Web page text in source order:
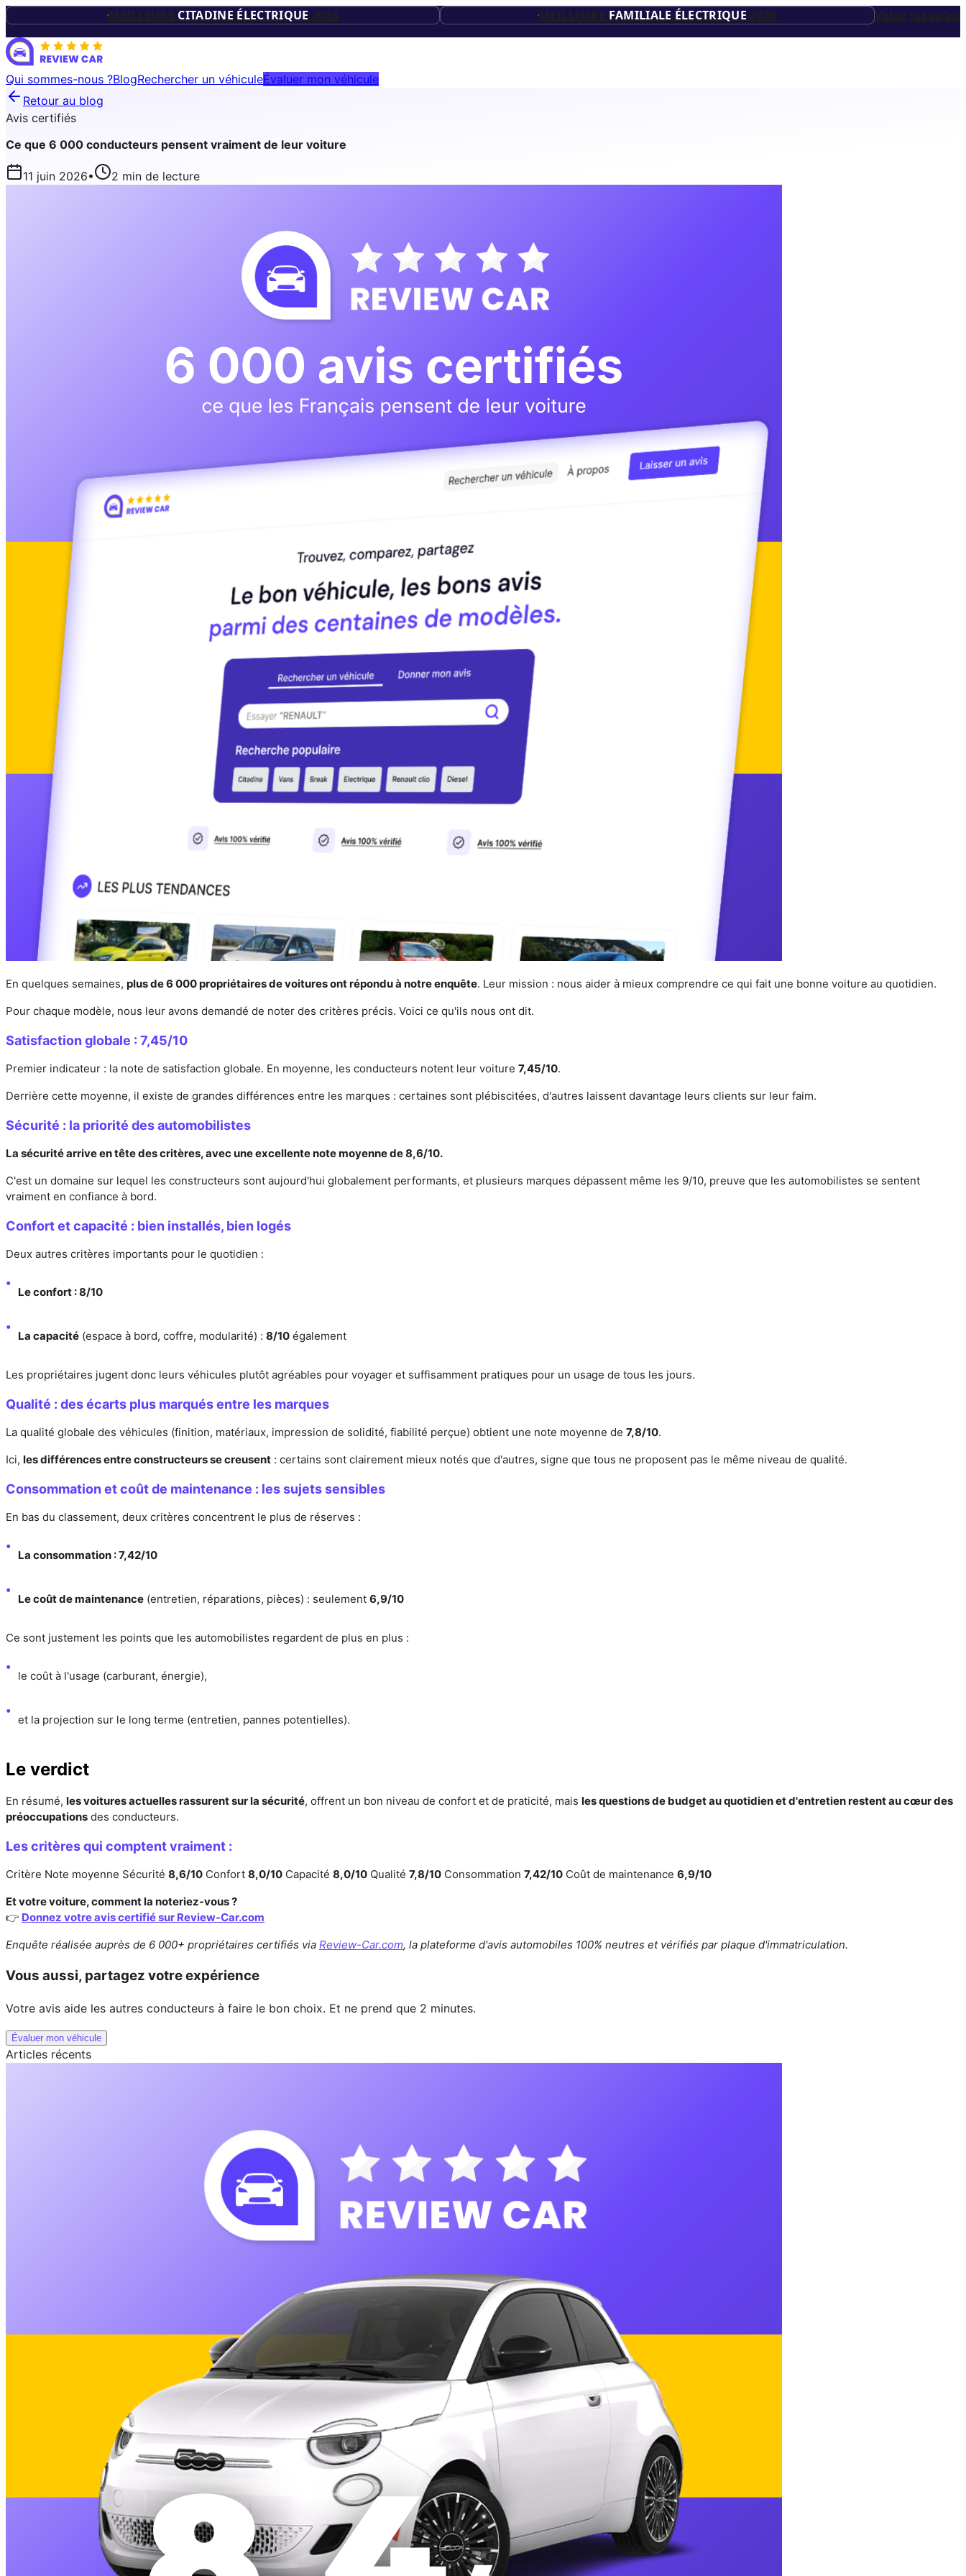
TROPHÉES DES
VÉHICULES
ÉLECTRIQUES
20
MEILLEURE CITADINE ÉLECTRIQUE 2026 MEILLEURE FAMILIALE ÉLECTRIQUE 2026 Votez jusqu'au
Qui sommes-nous ?BlogRechercher un véhiculeÉvaluer mon véhicule
Retour au blog
Avis certifiés
Ce que 6 000 conducteurs pensent vraiment de leur voiture
11 juin 2026• 2 min de lecture
En quelques semaines, plus de 6 000 propriétaires de voitures ont répondu à notre enquête. Leur mission : nous aider à mieux comprendre ce qui fait une bonne voiture au quotidien.
Pour chaque modèle, nous leur avons demandé de noter des critères précis. Voici ce qu'ils nous ont dit.
Satisfaction globale : 7,45/10
Premier indicateur : la note de satisfaction globale. En moyenne, les conducteurs notent leur voiture 7,45/10.
Derrière cette moyenne, il existe de grandes différences entre les marques : certaines sont plébiscitées, d'autres laissent davantage leurs clients sur leur faim.
Sécurité : la priorité des automobilistes
La sécurité arrive en tête des critères, avec une excellente note moyenne de 8,6/10.
C'est un domaine sur lequel les constructeurs sont aujourd'hui globalement performants, et plusieurs marques dépassent même les 9/10, preuve que les automobilistes se sentent
vraiment en confiance à bord.
Confort et capacité : bien installés, bien logés
Deux autres critères importants pour le quotidien :
Le confort : 8/10
La capacité (espace à bord, coffre, modularité) : 8/10 également
Les propriétaires jugent donc leurs véhicules plutôt agréables pour voyager et suffisamment pratiques pour un usage de tous les jours.
Qualité : des écarts plus marqués entre les marques
La qualité globale des véhicules (finition, matériaux, impression de solidité, fiabilité perçue) obtient une note moyenne de 7,8/10.
Ici, les différences entre constructeurs se creusent : certains sont clairement mieux notés que d'autres, signe que tous ne proposent pas le même niveau de qualité.
Consommation et coût de maintenance : les sujets sensibles
En bas du classement, deux critères concentrent le plus de réserves :
La consommation : 7,42/10
Le coût de maintenance (entretien, réparations, pièces) : seulement 6,9/10
Ce sont justement les points que les automobilistes regardent de plus en plus :
le coût à l'usage (carburant, énergie),
et la projection sur le long terme (entretien, pannes potentielles).
Le verdict
En résumé, les voitures actuelles rassurent sur la sécurité, offrent un bon niveau de confort et de praticité, mais les questions de budget au quotidien et d'entretien restent au cœur des
préoccupations des conducteurs.
Les critères qui comptent vraiment :
Critère Note moyenne Sécurité 8,6/10 Confort 8,0/10 Capacité 8,0/10 Qualité 7,8/10 Consommation 7,42/10 Coût de maintenance 6,9/10
Et votre voiture, comment la noteriez-vous ?
👉 Donnez votre avis certifié sur Review-Car.com
Enquête réalisée auprès de 6 000+ propriétaires certifiés via Review-Car.com, la plateforme d'avis automobiles 100% neutres et vérifiés par plaque d'immatriculation.
Vous aussi, partagez votre expérience
Votre avis aide les autres conducteurs à faire le bon choix. Et ne prend que 2 minutes.
Évaluer mon véhicule
Articles récents